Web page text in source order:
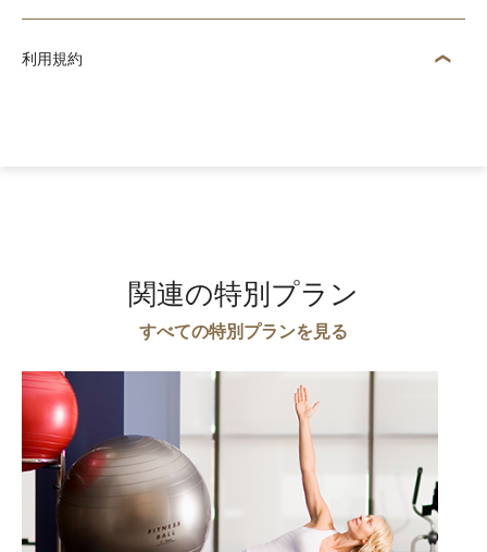
利用規約
関連の特別プラン
すべての特別プランを見る